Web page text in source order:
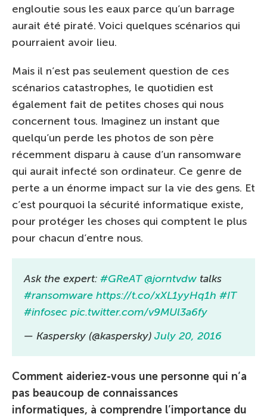
engloutie sous les eaux parce qu’un barrage
aurait été piraté. Voici quelques scénarios qui
pourraient avoir lieu.
Mais il n’est pas seulement question de ces
scénarios catastrophes, le quotidien est
également fait de petites choses qui nous
concernent tous. Imaginez un instant que
quelqu’un perde les photos de son père
récemment disparu à cause d’un ransomware
qui aurait infecté son ordinateur. Ce genre de
perte a un énorme impact sur la vie des gens. Et
c’est pourquoi la sécurité informatique existe,
pour protéger les choses qui comptent le plus
pour chacun d’entre nous.
Ask the expert: #GReAT @jorntvdw talks
#ransomware https://t.co/xXL1yyHq1h #IT
#infosec pic.twitter.com/v9MUl3a6fy
— Kaspersky (@kaspersky) July 20, 2016
Comment aideriez-vous une personne qui n’a
pas beaucoup de connaissances
informatiques, à comprendre l’importance du